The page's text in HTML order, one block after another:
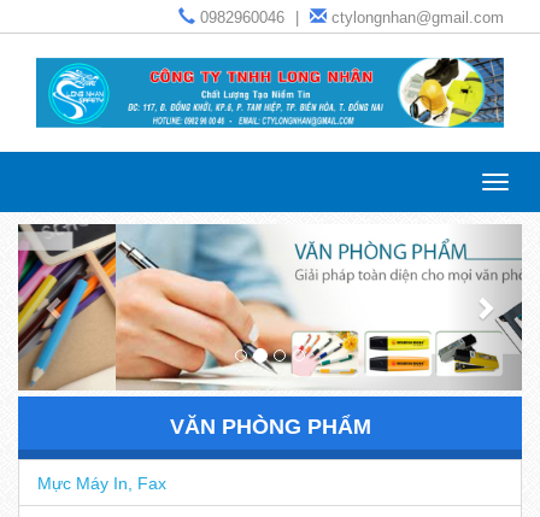
0982960046 ctylongnhan@gmail.com
VĂN PHÒNG PHẨM
Mực Máy In, Fax